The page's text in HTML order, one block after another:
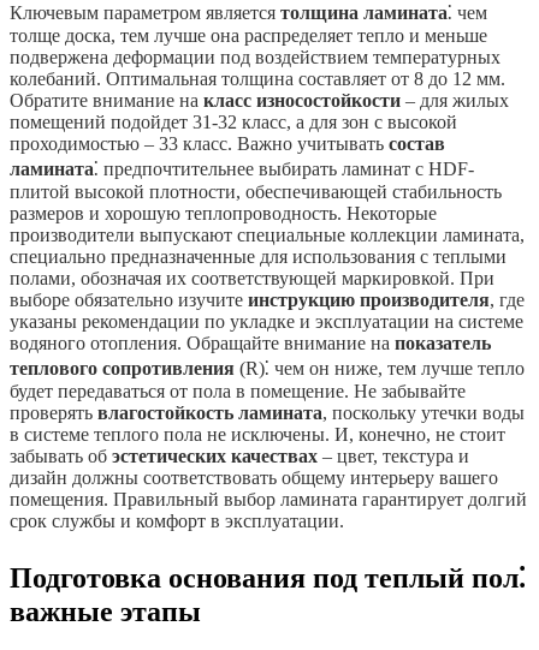
Ключевым параметром является толщина ламината⁚ чем
толще доска, тем лучше она распределяет тепло и меньше
подвержена деформации под воздействием температурных
колебаний. Оптимальная толщина составляет от 8 до 12 мм.
Обратите внимание на класс износостойкости – для жилых
помещений подойдет 31-32 класс, а для зон с высокой
проходимостью – 33 класс. Важно учитывать состав
ламината⁚ предпочтительнее выбирать ламинат с HDF-
плитой высокой плотности, обеспечивающей стабильность
размеров и хорошую теплопроводность. Некоторые
производители выпускают специальные коллекции ламината,
специально предназначенные для использования с теплыми
полами, обозначая их соответствующей маркировкой. При
выборе обязательно изучите инструкцию производителя, где
указаны рекомендации по укладке и эксплуатации на системе
водяного отопления. Обращайте внимание на показатель
теплового сопротивления (R)⁚ чем он ниже, тем лучше тепло
будет передаваться от пола в помещение. Не забывайте
проверять влагостойкость ламината, поскольку утечки воды
в системе теплого пола не исключены. И, конечно, не стоит
забывать об эстетических качествах – цвет, текстура и
дизайн должны соответствовать общему интерьеру вашего
помещения. Правильный выбор ламината гарантирует долгий
срок службы и комфорт в эксплуатации.
Подготовка основания под теплый пол⁚
важные этапы